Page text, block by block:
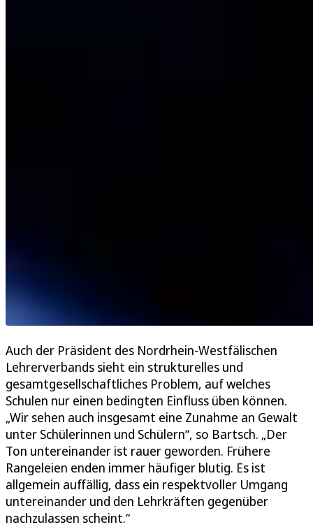
Auch der Präsident des Nordrhein-Westfälischen
Lehrerverbands sieht ein strukturelles und
gesamtgesellschaftliches Problem, auf welches
Schulen nur einen bedingten Einfluss üben können.
„Wir sehen auch insgesamt eine Zunahme an Gewalt
unter Schülerinnen und Schülern“, so Bartsch. „Der
Ton untereinander ist rauer geworden. Frühere
Rangeleien enden immer häufiger blutig. Es ist
allgemein auffällig, dass ein respektvoller Umgang
untereinander und den Lehrkräften gegenüber
nachzulassen scheint.“